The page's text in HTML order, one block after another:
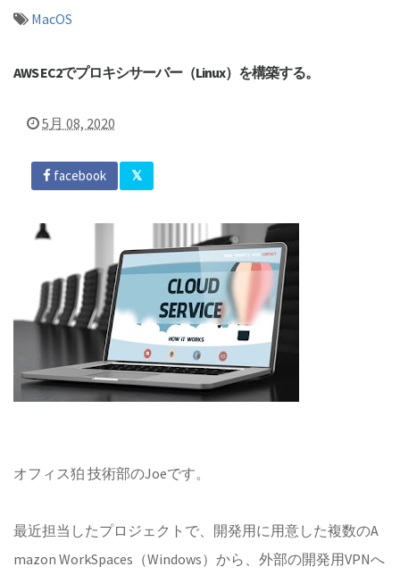
MacOS
AWS EC2でプロキシサーバー（Linux）を構築する。
5月 08, 2020
facebook
オフィス狛 技術部のJoeです。
最近担当したプロジェクトで、開発用に用意した複数のA
mazon WorkSpaces（Windows）から、外部の開発用VPNへ